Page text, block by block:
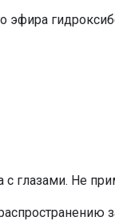
эфира
глазами. Не